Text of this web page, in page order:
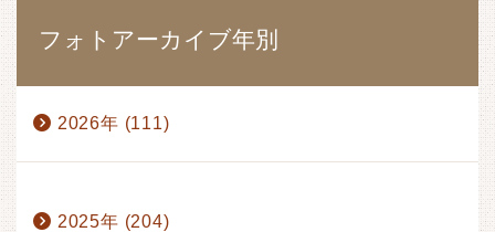
フォトアーカイブ年別
2026年 (111)
2025年 (204)